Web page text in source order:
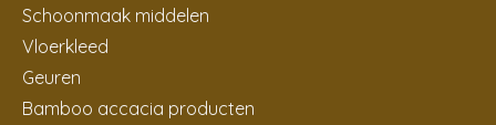
Schoonmaak middelen
Vloerkleed
Geuren
Bamboo accacia producten